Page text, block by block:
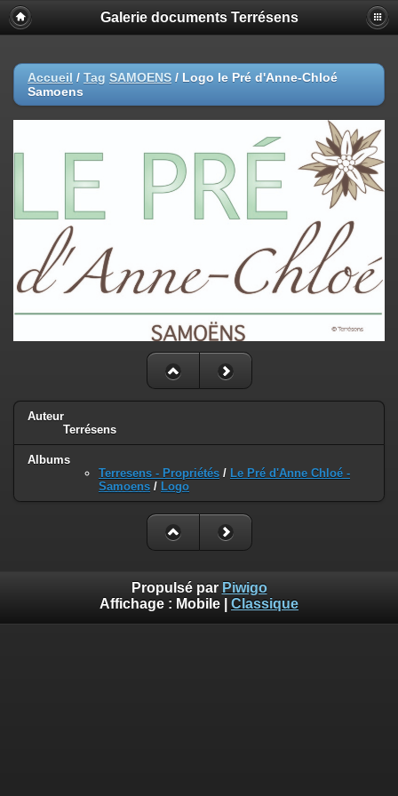
Galerie documents Terrésens
Accueil / Tag SAMOENS / Logo le Pré d'Anne-Chloé
Samoens
Auteur
Terrésens
Albums
Terresens - Propriétés / Le Pré d'Anne Chloé -
Samoens / Logo
Propulsé par Piwigo
Affichage : Mobile Classique